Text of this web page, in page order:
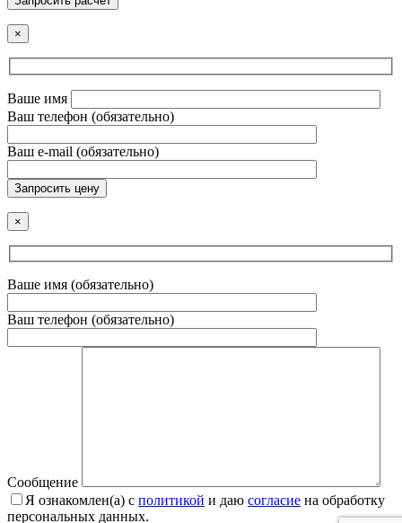
×
Ваше имя
Ваш телефон (обязательно)
Ваш e-mail (обязательно)
Запросить цену
×
Ваше имя (обязательно)
Ваш телефон (обязательно)
Сообщение
Я ознакомлен(а) с политикой и даю согласие на обработку
персональных данных.